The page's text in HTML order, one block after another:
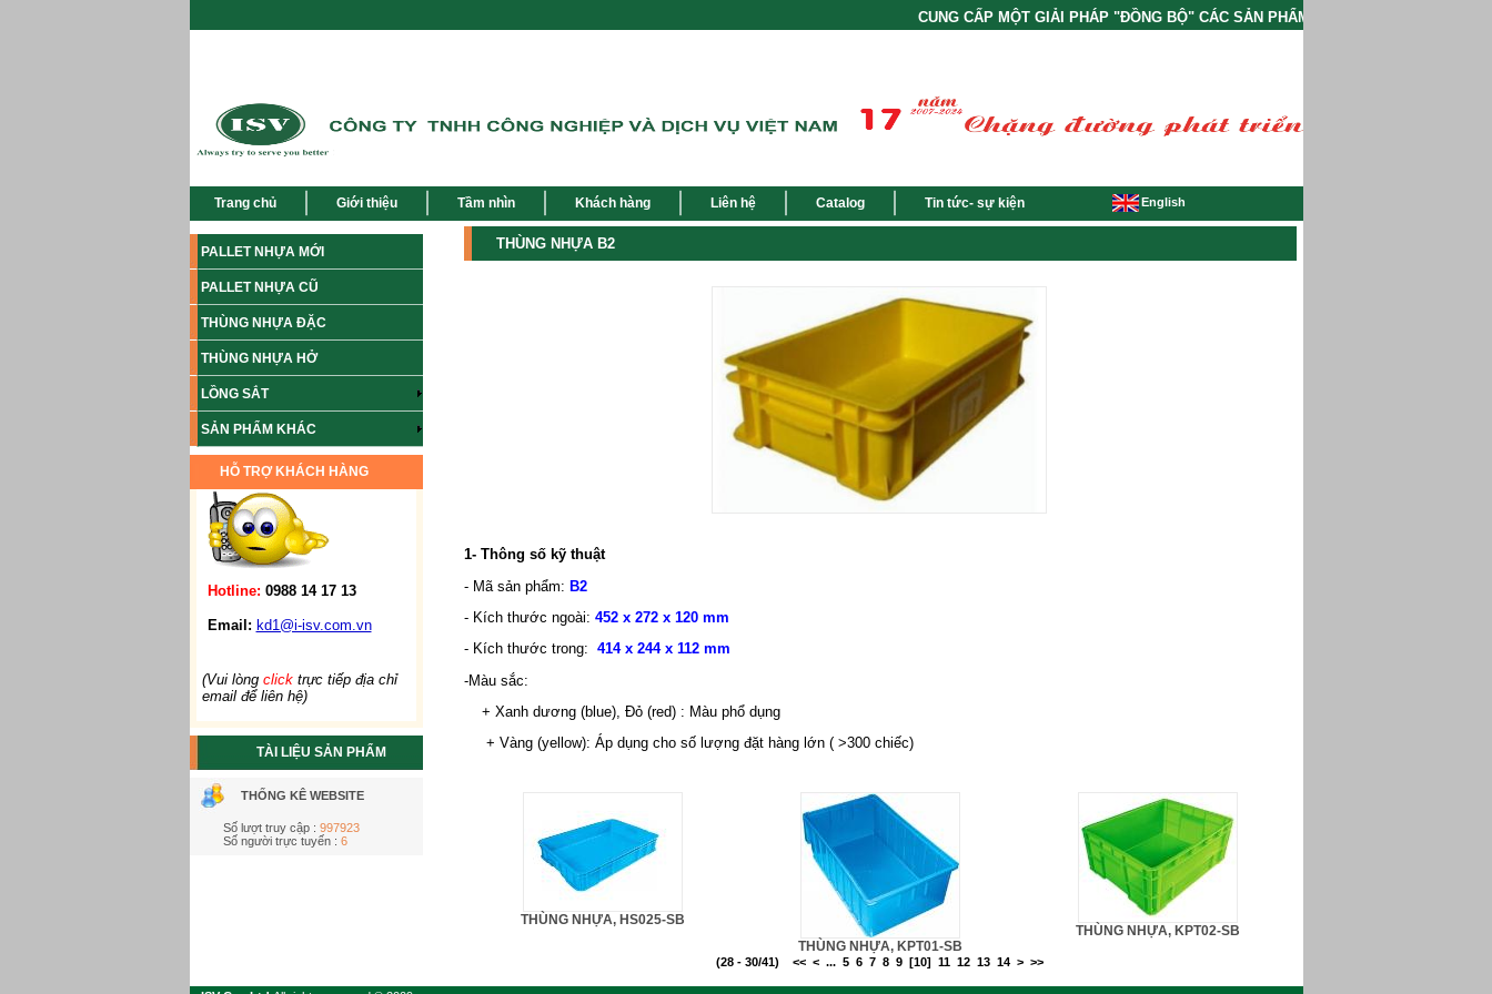
CUNG CẤP MỘT GIẢI PHÁP "ĐỒNG BỘ" CÁC SẢN PHẨM ĐÓNG GÓI VÀ PHỤ
Trang chủ Giới thiệu Tầm nhìn Khách hàng Liên hệ Catalog Tin tức- sự kiện English
PALLET NHỰA MỚI
PALLET NHỰA CŨ
THÙNG NHỰA ĐẶC
THÙNG NHỰA HỞ
LỒNG SẮT
SẢN PHẨM KHÁC
HỖ TRỢ KHÁCH HÀNG
Hotline: 0988 14 17 13
Email: kd1@i-isv.com.vn
(Vui lòng clicktrực tiếp địa chỉ
email để liên hệ)
TÀI LIỆU SẢN PHẨM
THỐNG KÊ WEBSITE
Số lượt truy cập : 997923
Số người trực tuyến : 6
THÙNG NHỰA B2
1- Thông số kỹ thuật
- Mã sản phẩm: B2
- Kích thước ngoài: 452 x 272 x 120 mm
- Kích thước trong: 414 x 244 x 112 mm
-Màu sắc:
+ Xanh dương (blue), Đỏ (red) : Màu phổ dụng
+ Vàng (yellow): Áp dụng cho số lượng đặt hàng lớn ( >300 chiếc)
THÙNG NHỰA, HS025-SB
THÙNG NHỰA, KPT01-SB
THÙNG NHỰA, KPT02-SB
(28 - 30/41) << < ... 5 6 7 8 9 [10] 11 12 13 14 > >>